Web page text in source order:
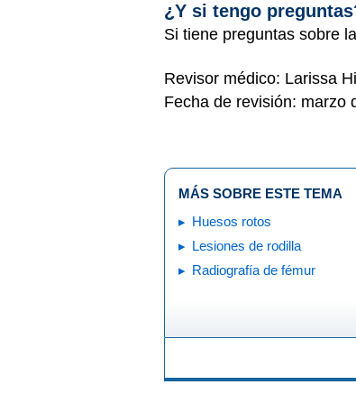
¿Y si tengo
Si tiene preguntas sobre
Revisor médico: Larissa
Fecha de revisión: marzo
MÁS SOBRE ESTE TEMA
Huesos rotos
Lesiones de rodilla
Radiografía de fémur